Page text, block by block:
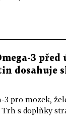
3 před
dosahuje
3 pro mozek,
Trh s doplňky